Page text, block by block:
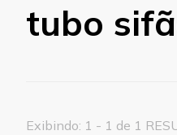
tubo
Exibindo: 1 - 1 de 1